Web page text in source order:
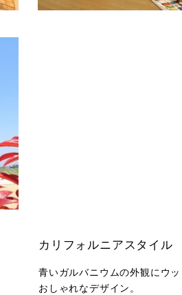
カリフォルニアスタイル
青いガルバニウムの外観にウ
おしゃれなデザイン。